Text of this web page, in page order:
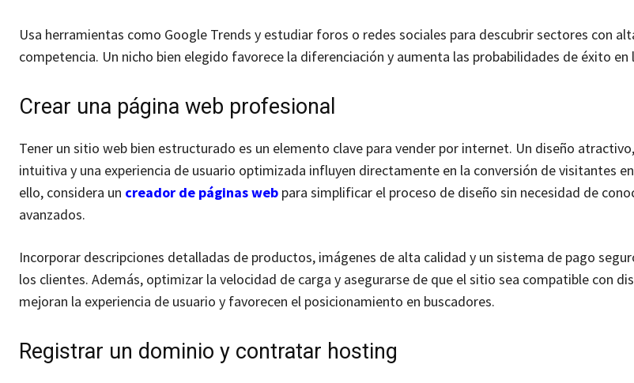
Usa herramientas como Google Trends y estudiar foros o redes sociales para descubrir sectores con
competencia. Un nicho bien elegido favorece la diferenciación y aumenta las probabilidades de éxito en
Crear una página web profesional
Tener un sitio web bien estructurado es un elemento clave para vender por internet. Un diseño
intuitiva y una experiencia de usuario optimizada influyen directamente en la conversión de visitantes
ello, considera un creador de páginas web para simplificar el proceso de diseño sin necesidad de
avanzados.
Incorporar descripciones detalladas de productos, imágenes de alta calidad y un sistema de pago
los clientes. Además, optimizar la velocidad de carga y asegurarse de que el sitio sea compatible con
mejoran la experiencia de usuario y favorecen el posicionamiento en buscadores.
Registrar un dominio y contratar hosting